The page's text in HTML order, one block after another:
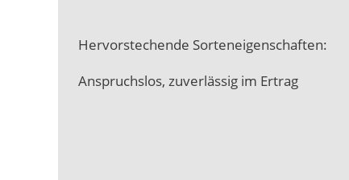
Hervorstechende Sorteneigenschaften:
Anspruchslos, zuverlässig im Ertrag